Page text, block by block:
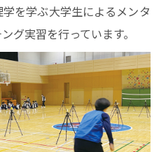
を学ぶ大学生によるメンタ
グ実習を行っています。